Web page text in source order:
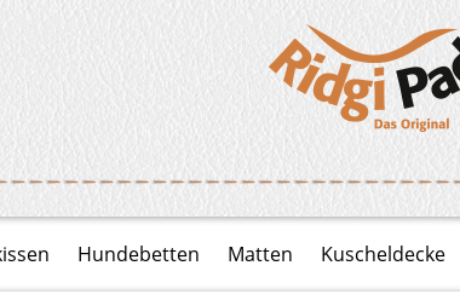
Hundebetten Matten Kuscheldecke